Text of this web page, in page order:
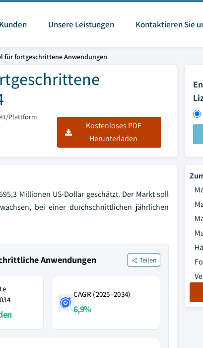
Unsere Leistungen Kontaktieren Sie
fortgeschrittene Anwendungen
Plattform
Kostenloses PDF
Herunterladen
Millionen US-Dollar geschätzt. Der Markt soll
bei einer durchschnittlichen jährlichen
Anwendungen Teilen
CAGR (2025–2034)
6,9%